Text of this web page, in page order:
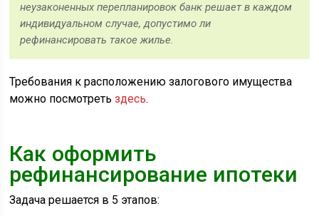
неузаконенных перепланировок банк решает в каждом
индивидуальном случае, допустимо ли
рефинансировать такое жилье.
Требования к расположению залогового имущества
можно посмотретьздесь.
Как оформить
рефинансирование ипотеки
Задача решается в 5 этапов: